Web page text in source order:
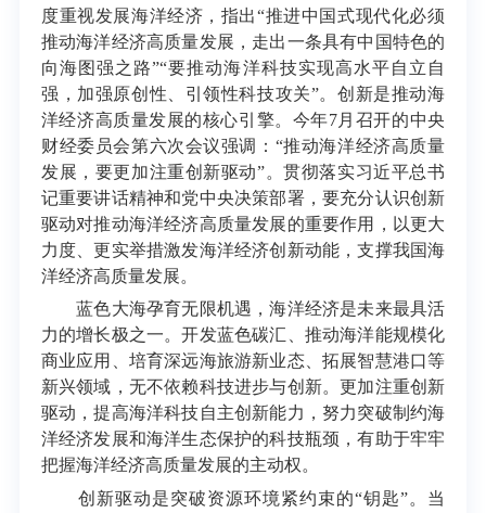
度重视发展海洋经济，指出“推进中国式现代化必须
推动海洋经济高质量发展，走出一条具有中国特色的
向海图强之路”“要推动海洋科技实现高水平自立自
强，加强原创性、引领性科技攻关”。创新是推动海
洋经济高质量发展的核心引擎。今年7月召开的中央
财经委员会第六次会议强调：“推动海洋经济高质量
发展，要更加注重创新驱动”。贯彻落实习近平总书
记重要讲话精神和党中央决策部署，要充分认识创新
驱动对推动海洋经济高质量发展的重要作用，以更大
力度、更实举措激发海洋经济创新动能，支撑我国海
洋经济高质量发展。
蓝色大海孕育无限机遇，海洋经济是未来最具活
力的增长极之一。开发蓝色碳汇、推动海洋能规模化
商业应用、培育深远海旅游新业态、拓展智慧港口等
新兴领域，无不依赖科技进步与创新。更加注重创新
驱动，提高海洋科技自主创新能力，努力突破制约海
洋经济发展和海洋生态保护的科技瓶颈，有助于牢牢
把握海洋经济高质量发展的主动权。
创新驱动是突破资源环境紧约束的“钥匙”。当